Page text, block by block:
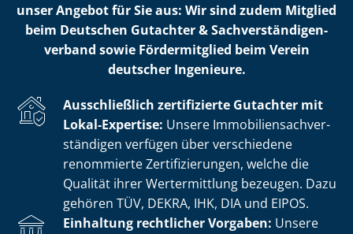
unser Angebot für Sie aus: Wir sind zudem Mitglied
beim Deutschen Gutachter & Sach­ver­stän­di­gen­
ver­band sowie Fördermitglied beim Verein
deutscher Ingenieure.
Ausschließlich zertifizierte Gutachter mit
Lokal-Expertise: Unsere Im­mo­bi­li­en­sach­ver­
stän­di­gen verfügen über verschiedene
renommierte Zer­ti­fi­zie­run­gen, welche die
Qualität ihrer Wertermittlung bezeugen. Dazu
gehören TÜV, DEKRA, IHK, DIA und EIPOS.
Einhaltung rechtlicher Vorgaben: Unsere